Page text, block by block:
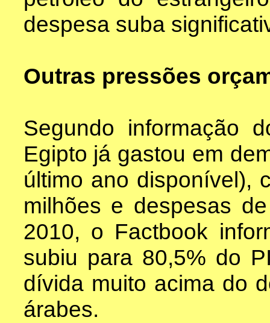
despesa suba
Outras pressões
Segundo informação
Egipto já gastou em
último ano disponível),
milhões e despesas
2010, o Factbook
subiu para 80,5% do
dívida muito acima do
árabes.